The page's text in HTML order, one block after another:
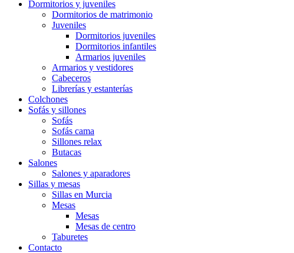
Dormitorios y juveniles
Dormitorios de matrimonio
Juveniles
Dormitorios juveniles
Dormitorios infantiles
Armarios juveniles
Armarios y vestidores
Cabeceros
Librerías y estanterías
Colchones
Sofás y sillones
Sofás
Sofás cama
Sillones relax
Butacas
Salones
Salones y aparadores
Sillas y mesas
Sillas en Murcia
Mesas
Mesas
Mesas de centro
Taburetes
Contacto